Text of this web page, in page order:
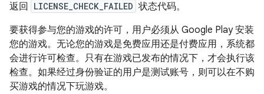
返回
LICENSE_CHECK_FAILED 状态代码。
要获得参与您的游戏的许可，用户必须从 Google Play 安装
您的游戏。无论您的游戏是免费应用还是付费应用，系统都
会进行许可检查。只有在游戏已发布的情况下，才会执行该
检查。如果经过身份验证的用户是测试账号，则可以在不购
买游戏的情况下玩游戏。